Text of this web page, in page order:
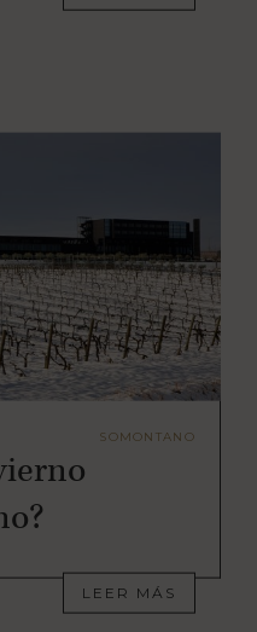
SOMONTANO
LEER MÁS